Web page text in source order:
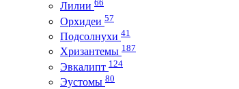
Лилии 66
Орхидеи 57
Подсолнухи 41
Хризантемы 187
Эвкалипт 124
Эустомы 80